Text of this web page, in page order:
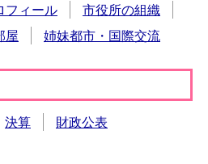
フィール
市役所の組織
屋
姉妹都市・国際交流
決算 財政公表